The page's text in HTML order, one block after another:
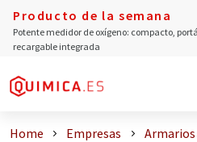
Producto de la semana
Potente medidor de oxígeno: compacto,
recargable integrada
Home Empresas